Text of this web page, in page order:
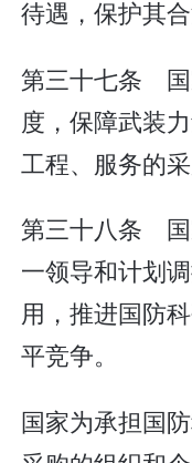
待遇，保护其合
第三十七条 国
度，保障武装
工程、服务的采
第三十八条 国
一领导和计划
用，推进国防
平竞争。
国家为承担国